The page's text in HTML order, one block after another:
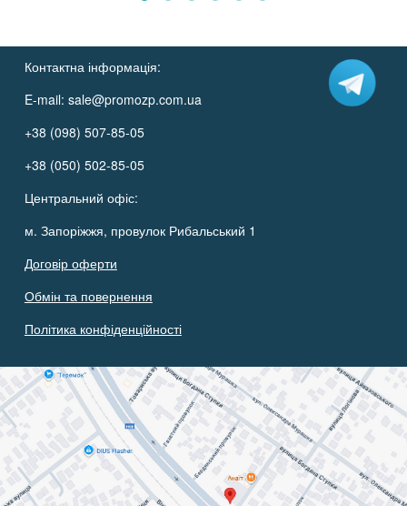
Контактна інформація:
E-mail: sale@promozp.com.ua
+38 (098) 507-85-05
+38 (050) 502-85-05
Центральний офіс:
м. Запоріжжя, провулок Рибальський 1
Договір оферти
Обмін та повернення
Політика конфіденційності